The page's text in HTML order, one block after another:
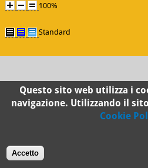
100%
Standard
Questo sito web utilizza i
navigazione. Utilizzando il
Cookie
Accetto